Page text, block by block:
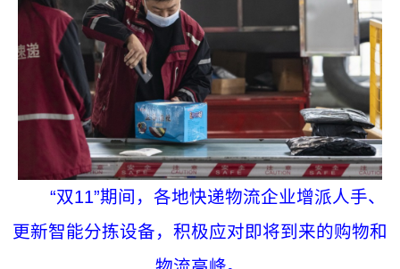
“双11”期间，各地快递物流企业增派人手、
更新智能分拣设备，积极应对即将到来的购物和